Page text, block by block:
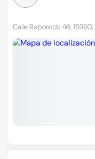
Calle Reboredo 46,